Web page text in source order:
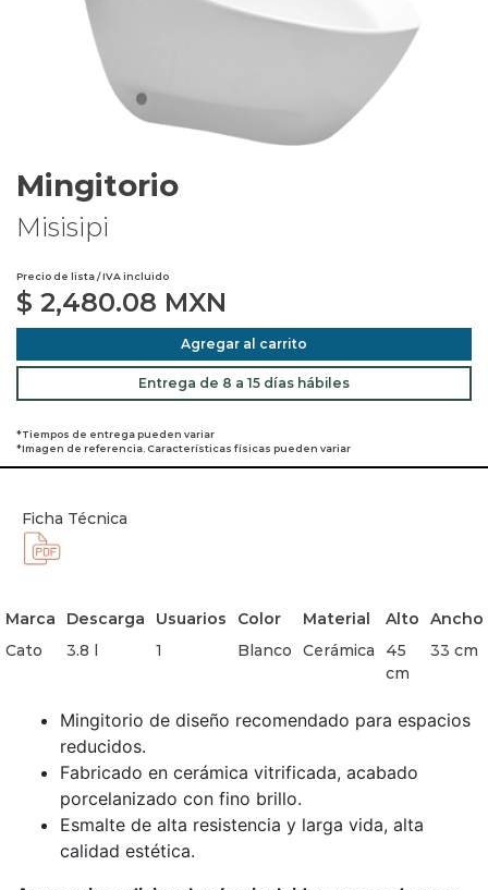
Mingitorio
Misisipi
Precio de lista / IVA incluido
$ 2,480.08 MXN
Agregar al carrito
Entrega de 8 a 15 días hábiles
*Tiempos de entrega pueden variar
*Imagen de referencia. Características físicas pueden variar
Ficha Técnica
Marca Descarga Usuarios Color Material Alto
Ancho
Cato
3.8 l 1 Blanco Cerámica
45
cm
33 cm
Mingitorio de diseño recomendado para espacios
reducidos.
Fabricado en cerámica vitrificada, acabado
porcelanizado con fino brillo.
Esmalte de alta resistencia y larga vida, alta
calidad estética.